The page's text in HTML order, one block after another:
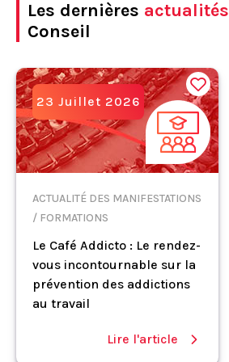
Les dernières actualités
Conseil
23 Juillet 2026
ACTUALITÉ DES MANIFESTATIONS
/ FORMATIONS
Le Café Addicto : Le rendez-
vous incontournable sur la
prévention des addictions
au travail
Lire l'article